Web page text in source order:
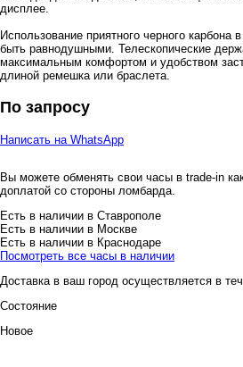
дисплее.
Использование приятного черного карбона
быть равнодушными. Телескопические
максимальным комфортом и удобством
длиной ремешка или браслета.
По запросу
Написать на WhatsApp
Вы можете обменять свои часы в trade-in
доплатой со стороны ломбарда.
Есть в наличии в Ставрополе
Есть в наличии в Москве
Есть в наличии в Краснодаре
Посмотреть все часы в наличии
Доставка в ваш город осуществляется в
Состояние
Новое